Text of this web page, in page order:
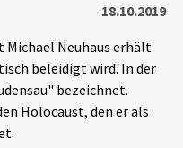
18.10.2019
Neuhaus erhält
beleidigt wird. In der
bezeichnet.
Holocaust, den er als